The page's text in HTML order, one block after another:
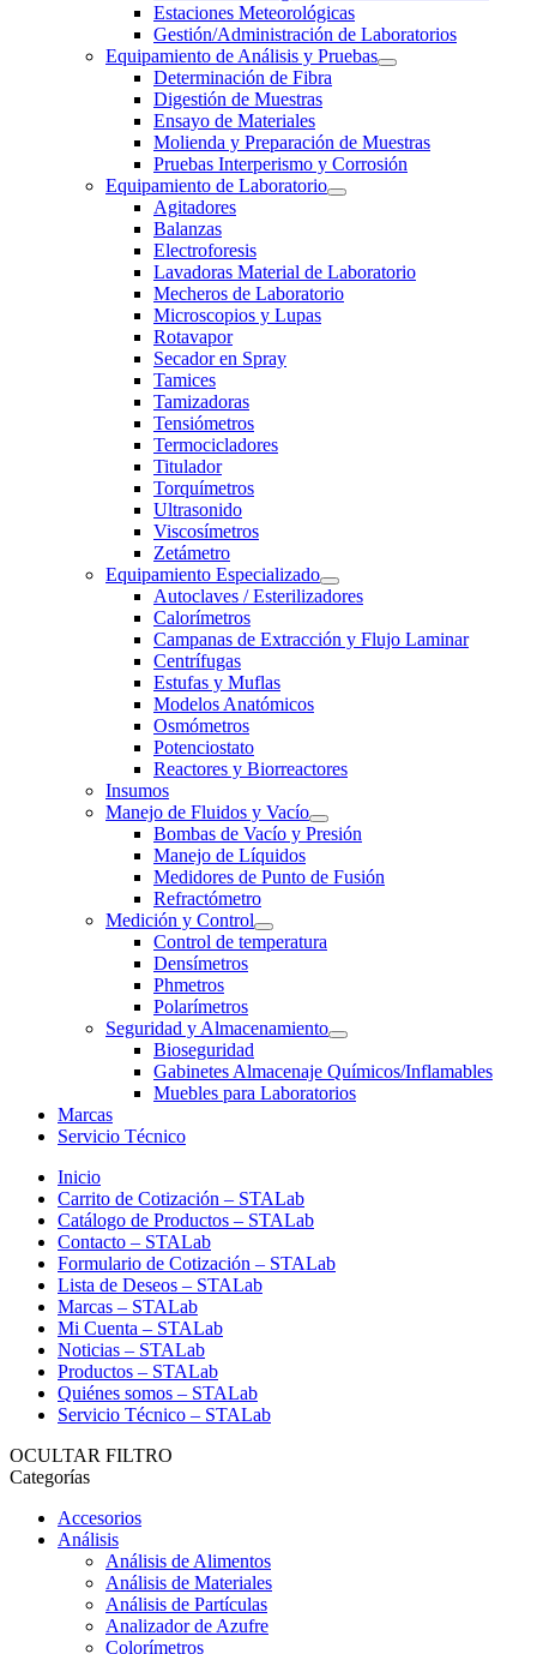
Estaciones Meteorológicas
Gestión/Administración de Laboratorios
Equipamiento de Análisis y Pruebas
Determinación de Fibra
Digestión de Muestras
Ensayo de Materiales
Molienda y Preparación de Muestras
Pruebas Interperismo y Corrosión
Equipamiento de Laboratorio
Agitadores
Balanzas
Electroforesis
Lavadoras Material de Laboratorio
Mecheros de Laboratorio
Microscopios y Lupas
Rotavapor
Secador en Spray
Tamices
Tamizadoras
Tensiómetros
Termocicladores
Titulador
Torquímetros
Ultrasonido
Viscosímetros
Zetámetro
Equipamiento Especializado
Autoclaves / Esterilizadores
Calorímetros
Campanas de Extracción y Flujo Laminar
Centrífugas
Estufas y Muflas
Modelos Anatómicos
Osmómetros
Potenciostato
Reactores y Biorreactores
Insumos
Manejo de Fluidos y Vacío
Bombas de Vacío y Presión
Manejo de Líquidos
Medidores de Punto de Fusión
Refractómetro
Medición y Control
Control de temperatura
Densímetros
Phmetros
Polarímetros
Seguridad y Almacenamiento
Bioseguridad
Gabinetes Almacenaje Químicos/Inflamables
Muebles para Laboratorios
Marcas
Servicio Técnico
Inicio
Carrito de Cotización – STALab
Catálogo de Productos – STALab
Contacto – STALab
Formulario de Cotización – STALab
Lista de Deseos – STALab
Marcas – STALab
Mi Cuenta – STALab
Noticias – STALab
Productos – STALab
Quiénes somos – STALab
Servicio Técnico – STALab
OCULTAR FILTRO
Categorías
Accesorios
Análisis
Análisis de Alimentos
Análisis de Materiales
Análisis de Partículas
Analizador de Azufre
Colorímetros